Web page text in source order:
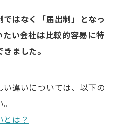
はなく「届出制」となっ
い会社は比較的容易に特
ました。
違いについては、以下の
は？